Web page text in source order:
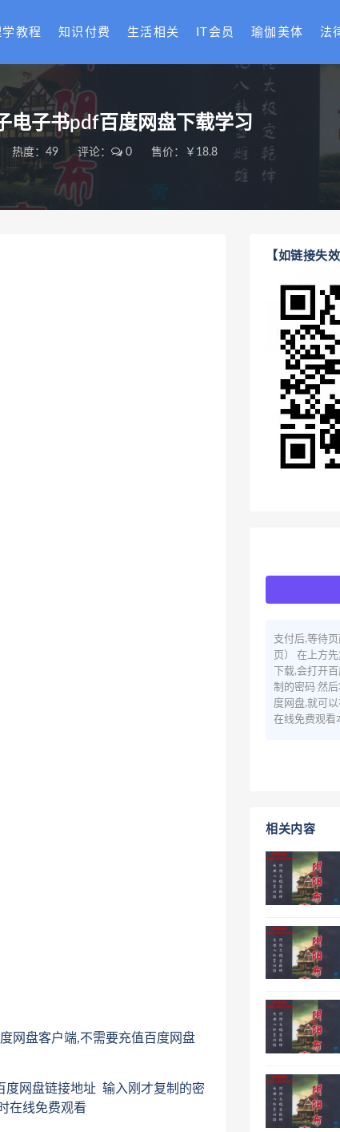
教程 知识付费 生活相关 IT会员 瑜伽美体 法
电子书pdf百度网盘下载学习
热度：49 评论： 0 售价：￥18.8
网盘客户端,不需要充值百度网盘
度网盘链接地址 输入刚才复制的密
在线免费观看
【如链接失
支付后,等待
页） 在上方
下载,会打开
制的密码 然
度网盘,就可
在线免费观看
相关内容